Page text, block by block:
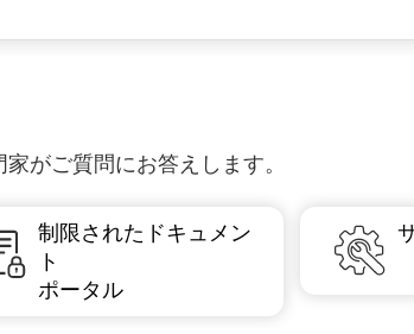
がご質問にお答えします。
制限されたドキュメン
ト
ポータル